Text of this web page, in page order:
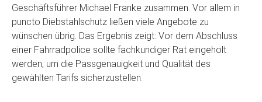
Geschäftsführer Michael Franke zusammen. Vor allem in
puncto Diebstahlschutz ließen viele Angebote zu
wünschen übrig. Das Ergebnis zeigt: Vor dem Abschluss
einer Fahrradpolice sollte fachkundiger Rat eingeholt
werden, um die Passgenauigkeit und Qualität des
gewählten Tarifs sicherzustellen.